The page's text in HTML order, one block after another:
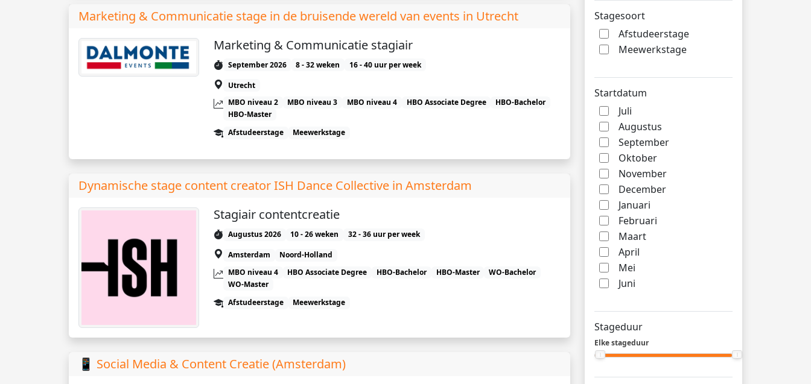
Stagesoort
Afstudeerstage
Meewerkstage
Startdatum
Juli
Augustus
September
Oktober
November
December
Januari
Februari
Maart
April
Mei
Juni
Stageduur
Elke stageduur
Marketing & Communicatie stage in de bruisende wereld van events in Utrecht
Marketing & Communicatie stagiair
September 2026 8 - 32 weken
16 - 40 uur per week
Utrecht
MBO niveau 2
MBO niveau 3 MBO niveau 4 HBO Associate Degree
HBO-Bachelor
HBO-Master
Afstudeerstage
Meewerkstage
Dynamische stage content creator ISH Dance Collective in Amsterdam
Stagiair contentcreatie
Augustus 2026 10 - 26 weken
32 - 36 uur per week
Amsterdam
Noord-Holland
MBO niveau 4
HBO Associate Degree HBO-Bachelor HBO-Master
WO-Bachelor
WO-Master
Afstudeerstage
Meewerkstage
📱 Social Media & Content Creatie (Amsterdam)